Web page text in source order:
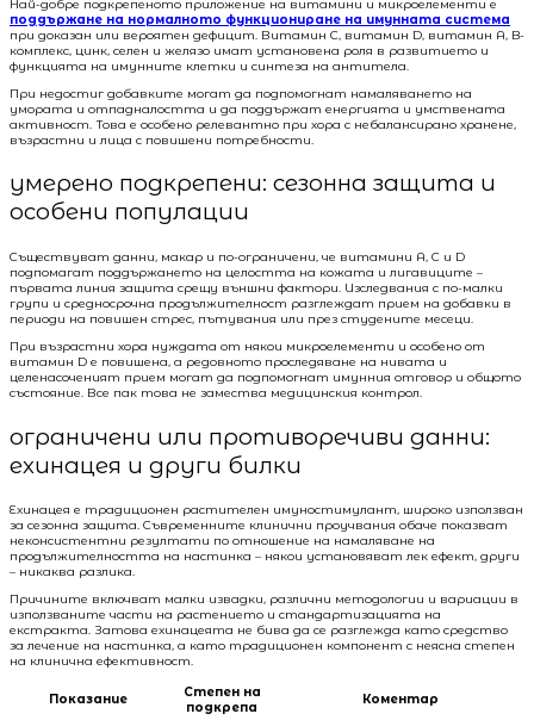
Най-добре подкрепеното приложение на витамини и микроелементи е
поддържане на нормалното функциониране на имунната система
при доказан или вероятен дефицит. Витамин C, витамин D, витамин A, B-
комплекс, цинк, селен и желязо имат установена роля в развитието и
функцията на имунните клетки и синтеза на антитела.
При недостиг добавките могат да подпомогнат намаляването на
умората и отпадналостта и да поддържат енергията и умствената
активност. Това е особено релевантно при хора с небалансирано хранене,
възрастни и лица с повишени потребности.
умерено подкрепени: сезонна защита и
особени популации
Съществуват данни, макар и по-ограничени, че витамини A, C и D
подпомагат поддържането на целостта на кожата и лигавиците –
първата линия защита срещу външни фактори. Изследвания с по-малки
групи и средносрочна продължителност разглеждат прием на добавки в
периоди на повишен стрес, пътувания или през студените месеци.
При възрастни хора нуждата от някои микроелементи и особено от
витамин D е повишена, а редовното проследяване на нивата и
целенасоченият прием могат да подпомогнат имунния отговор и общото
състояние. Все пак това не замества медицинския контрол.
ограничени или противоречиви данни:
ехинацея и други билки
Ехинацея е традиционен растителен имуностимулант, широко използван
за сезонна защита. Съвременните клинични проучвания обаче показват
неконсистентни резултати по отношение на намаляване на
продължителността на настинка – някои установяват лек ефект, други
– никаква разлика.
Причините включват малки извадки, различни методологии и вариации в
използваните части на растението и стандартизацията на
екстракта. Затова ехинацеята не бива да се разглежда като средство
за лечение на настинка, а като традиционен компонент с неясна степен
на клинична ефективност.
Показание
Степен на
подкрепа
Коментар